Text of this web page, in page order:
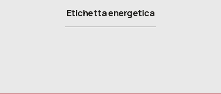
Etichetta energetica